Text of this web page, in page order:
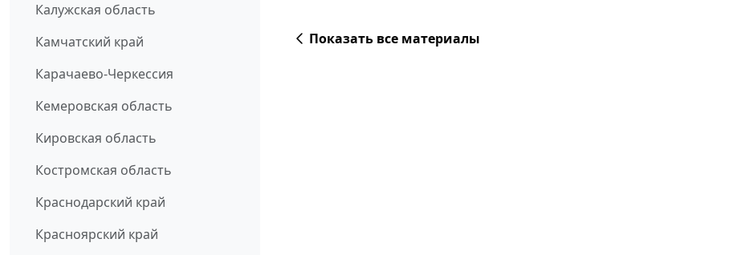
Калужская область
Камчатский край
Карачаево-Черкессия
Кемеровская область
Кировская область
Костромская область
Краснодарский край
Красноярский край
Показать все материалы